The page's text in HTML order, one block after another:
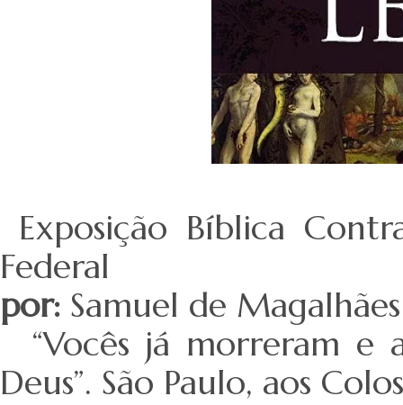
Exposição Bíblica
Federal
por: Samuel de Magalhães
“Vocês já morreram e
Deus”. São Paulo, aos